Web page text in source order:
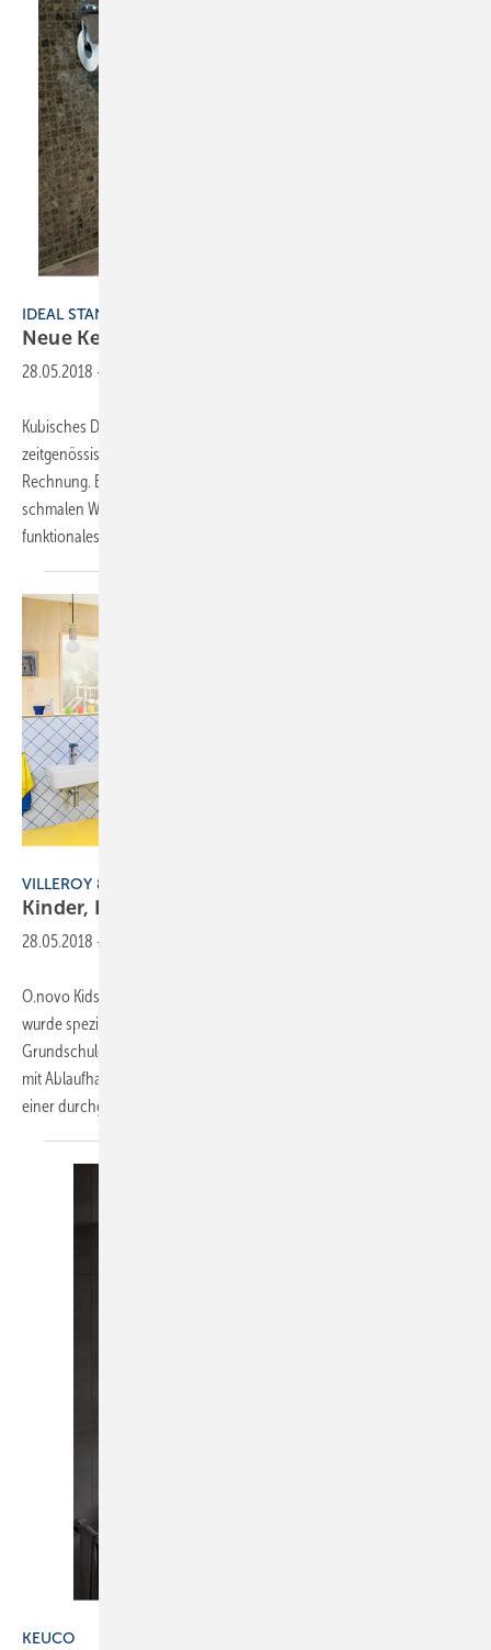
IDEAL STANDARD
Neue Keramikkollektion
28.05.2018 -
Kubisches Design mit abgerundeten Ecken ist ein Dauerthema im
zeitgenössischen Design. Dem trägt Strada II von Ideal Standard
Rechnung. Besonders charakteristisch für die Keramikserie sind ihre
schmalen Wandungen, die die gesamte Keramik umspielen – ein
funktionales sowie ein optisches
VILLEROY & BOCH
Kinder,
28.05.2018 -
O.novo Kids heißt die neue Badkollektion von Villeroy & Boch. Sie
wurde speziell für Sanitärbereiche in Kinderkrippen, Kindergärten und
Grundschulen entwickelt. Ein Highlight ist der neue Reihenwaschtisch
mit Ablaufhaube, der als erstes Produkt auf dem Markt in Keramik auf
einerdurchgehenden...
KEUCO